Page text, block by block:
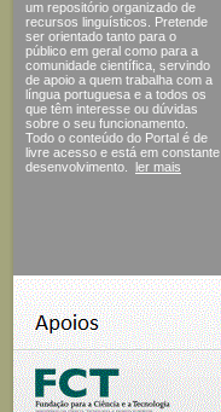
um repositório organizado de
recursos linguísticos. Pretende
ser orientado tanto para o
público em geral como para a
comunidade científica, servindo
de apoio a quem trabalha com a
língua portuguesa e a todos os
que têm interesse ou dúvidas
sobre o seu funcionamento.
Todo o conteúdo do Portal é de
livre acesso e está em constante
desenvolvimento.
ler mais